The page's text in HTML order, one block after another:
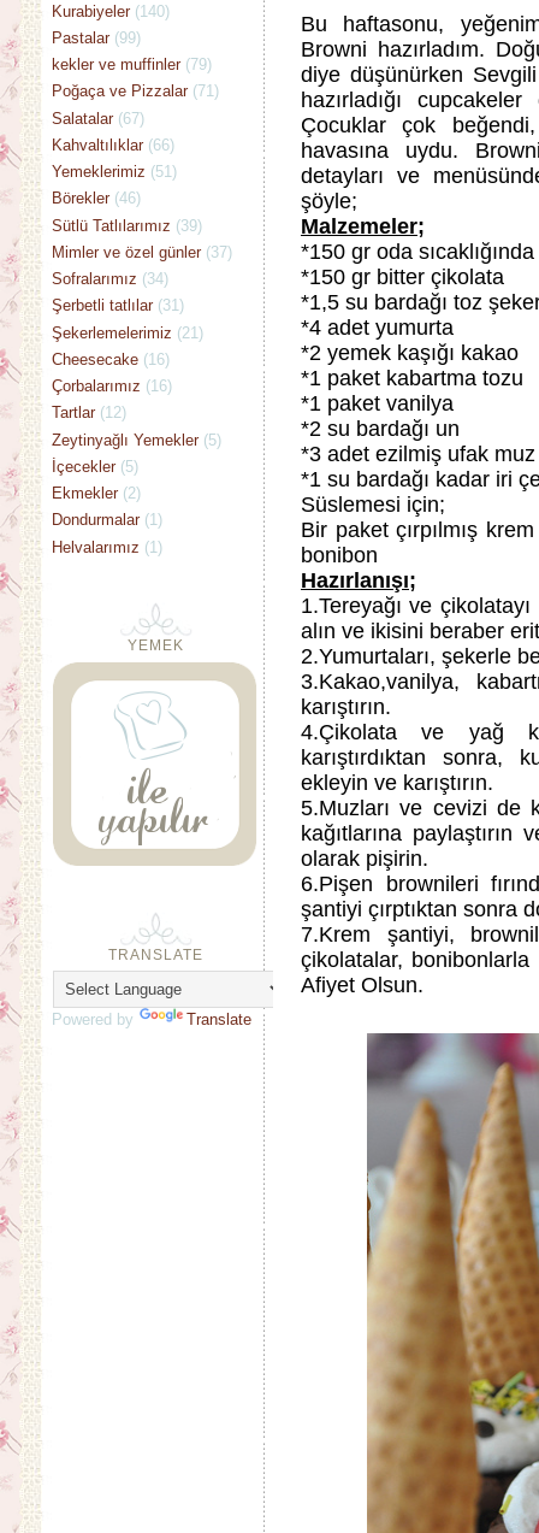
Bu haftasonu,
Browni hazırladım.
diye düşünürken
hazırladığı
Çocuklar çok
havasına uydu.
detayları ve
şöyle;
Malzemeler;
*150 gr oda
*150 gr bitter çikolata
*1,5 su bardağı toz
*4 adet yumurta
*2 yemek kaşığı kakao
*1 paket kabartma tozu
*1 paket vanilya
*2 su bardağı un
*3 adet ezilmiş ufak muz
*1 su bardağı kadar iri
Süslemesi için;
Bir paket çırpılmış
bonibon
Hazırlanışı;
1.Tereyağı ve
alın ve ikisini beraber
2.Yumurtaları, şekerle
3.Kakao,vanilya,
karıştırın.
4.Çikolata ve yağ
karıştırdıktan sonra,
ekleyin ve karıştırın.
5.Muzları ve cevizi de
kağıtlarına paylaştırın
olarak pişirin.
6.Pişen brownileri
şantiyi çırptıktan sonra
7.Krem şantiyi,
çikolatalar,
Afiyet Olsun.
Kurabiyeler (140)
Pastalar (99)
kekler ve muffinler (79)
Poğaça ve Pizzalar (71)
Salatalar (67)
Kahvaltılıklar (66)
Yemeklerimiz (51)
Börekler (46)
Sütlü Tatlılarımız (39)
Mimler ve özel günler (37)
Sofralarımız (34)
Şerbetli tatlılar (31)
Şekerlemelerimiz (21)
Cheesecake (16)
Çorbalarımız (16)
Tartlar (12)
Zeytinyağlı Yemekler (5)
İçecekler (5)
Ekmekler (2)
Dondurmalar (1)
Helvalarımız (1)
YEMEK
TRANSLATE
Powered by Translate